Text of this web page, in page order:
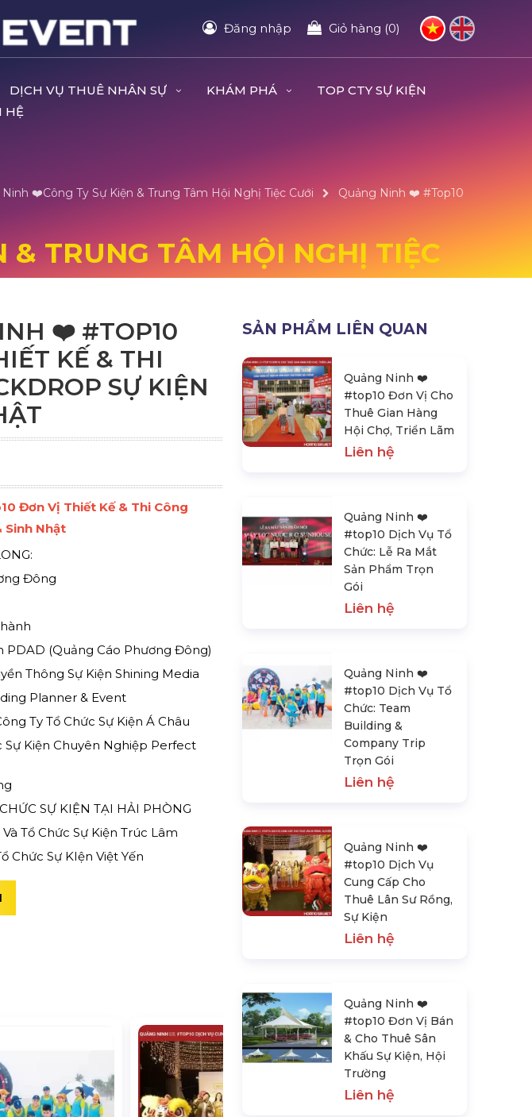
Đăng nhập Giỏ hàng (0)
DỊCH VỤ THUÊ NHÂN SỰ KHÁM PHÁ
TOP CTY SỰ KIỆN
HỆ
❤️️Công Ty Sự Kiện & Trung Tâm Hội Nghị Tiệc Cưới
Quảng Ninh ❤️️ #top10
TRUNG TÂM HỘI NGHỊ TIỆC
❤️️ #TOP10
KẾ & THI
SỰ KIỆN
Đơn Vị Thiết Kế & Thi Công
Sinh Nhật
Đông
PDAD (Quảng Cáo Phương Đông)
Thông Sự Kiện Shining Media
Planner & Event
Ty Tổ Chức Sự Kiện Á Châu
Sự Kiện Chuyên Nghiệp Perfect
SỰ KIỆN TẠI HẢI PHÒNG
Tổ Chức Sự Kiện Trúc Lâm
Chức Sự KIện Việt Yến
SẢN PHẨM LIÊN QUAN
Quảng Ninh ❤️️
#top10 Đơn Vị Cho
Thuê Gian Hàng
Hội Chợ, Triển Lãm
Liên hệ
Quảng Ninh ❤️️
#top10 Dịch Vụ Tổ
Chức: Lễ Ra Mắt
Sản Phẩm Trọn
Gói
Liên hệ
Quảng Ninh ❤️️
#top10 Dịch Vụ Tổ
Chức: Team
Building &
Company Trip
Trọn Gói
Liên hệ
Quảng Ninh ❤️️
#top10 Dịch Vụ
Cung Cấp Cho
Thuê Lân Sư Rồng,
Sự Kiện
Liên hệ
Quảng Ninh ❤️️
#top10 Đơn Vị Bán
& Cho Thuê Sân
Khấu Sự Kiện, Hội
Trường
Liên hệ